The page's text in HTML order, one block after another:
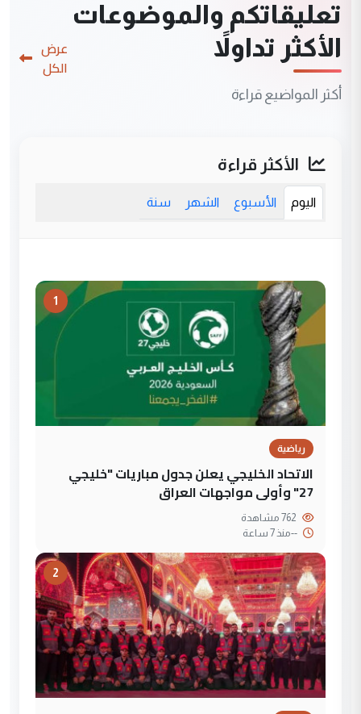
تعليقاتكم والموضوعات
الأكثر تداولاً
أكثر المواضيع قراءة
عرض
الكل
الأكثر قراءة
اليوم الأسبوع الشهر سنة
1
رياضية
الاتحاد الخليجي يعلن جدول مباريات "خليجي
27" وأولى مواجهات العراق
--منذ 7 ساعة
2